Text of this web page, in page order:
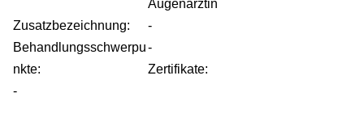
Augenärztin
Zusatzbezeichnung:
-
Behandlungsschwerpu
nkte:
-
Zertifikate:
-